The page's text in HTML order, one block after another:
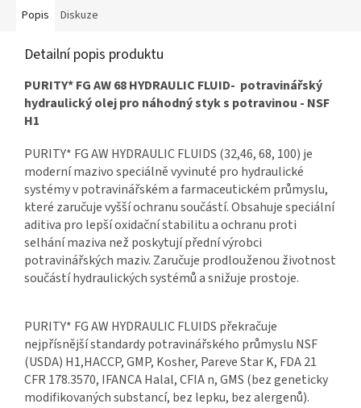
Popis Diskuze
Detailní popis produktu
PURITY* FG AW 68 HYDRAULIC FLUID- potravinářský
hydraulický olej pro náhodný styk s potravinou - NSF
H1
PURITY* FG AW HYDRAULIC FLUIDS (32,46, 68, 100) je
moderní mazivo speciálně vyvinuté pro hydraulické
systémy v potravinářském a farmaceutickém průmyslu,
které zaručuje vyšší ochranu součástí. Obsahuje speciální
aditiva pro lepší oxidační stabilitu a ochranu proti
selhání maziva než poskytují přední výrobci
potravinářských maziv. Zaručuje prodlouženou životnost
součástí hydraulických systémů a snižuje prostoje.
PURITY* FG AW HYDRAULIC FLUIDS překračuje
nejpřísnější standardy potravinářského průmyslu NSF
(USDA) H1,HACCP, GMP, Kosher, Pareve Star K, FDA 21
CFR 178.3570, IFANCA Halal, CFIA n, GMS (bez geneticky
modifikovaných substancí, bez lepku, bez alergenů).